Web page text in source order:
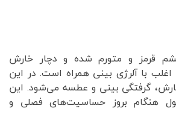
قرمز و متورم شده و دچار خارش
با آلرژی بینی همراه است. در این
گرفتگی بینی و عطسه می‌شود. این
هنگام بروز حساسیت‌های فصلی و